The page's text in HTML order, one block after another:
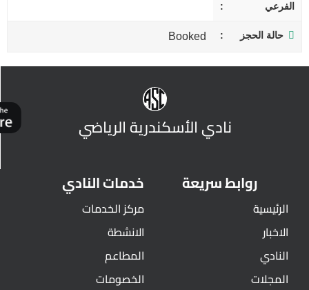
الفرعي
حالة الحجز Booked
نادي الأسكندرية الرياضي
روابط سريعة
الرئيسية
الاخبار
النادي
المجلات
خدمات النادي
مركز الخدمات
الانشطة
المطاعم
الخصومات